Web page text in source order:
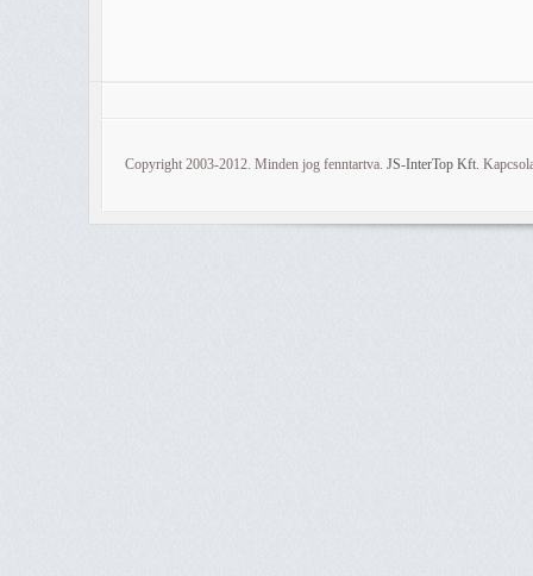
Copyright 2003-2012. Minden jog fenntartva. JS-InterTop Kft.